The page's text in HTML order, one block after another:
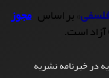
» بر اساس مجوز
است.
در خبرنامه نشریه